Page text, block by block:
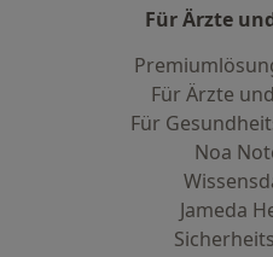
Für Ärzte
Für Ärzte
Für
Noa
Jameda